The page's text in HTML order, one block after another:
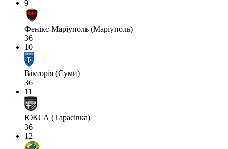
9
Фенікс-Маріуполь (Маріуполь)
36
10
Вікторія (Суми)
36
11
ЮКСА (Тарасівка)
36
12